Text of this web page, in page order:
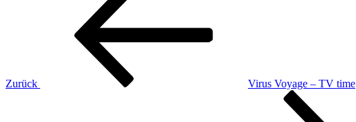
Zurück
Virus Voyage – TV time